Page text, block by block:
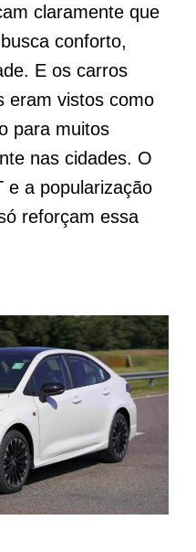
claramente que
conforto,
E os carros
eram vistos como
para muitos
nas cidades. O
e a popularização
reforçam essa